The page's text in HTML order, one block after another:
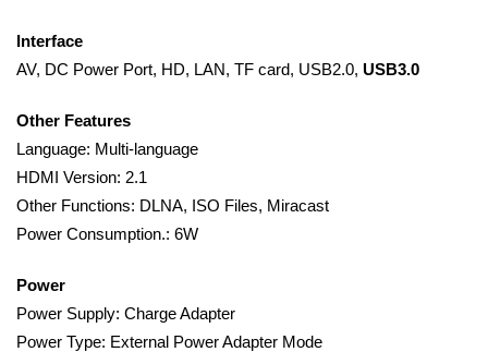
Interface
AV, DC Power Port, HD, LAN, TF card, USB2.0, USB3.0
Other Features
Language: Multi-language
HDMI Version: 2.1
Other Functions: DLNA, ISO Files, Miracast
Power Consumption.: 6W
Power
Power Supply: Charge Adapter
Power Type: External Power Adapter Mode